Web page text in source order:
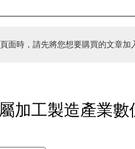
面時，請先將您想要購買的文章
加工製造產業